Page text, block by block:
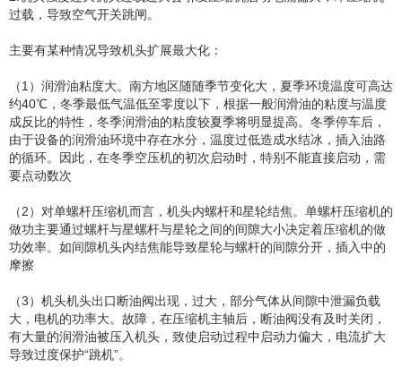
过载，导致空气开关跳闸。
主要有某种情况导致机头扩展最大化：
（1）润滑油粘度大。南方地区随随季节变化大，夏季环境温度可高达
约40℃，冬季最低气温低至零度以下，根据一般润滑油的粘度与温度
成反比的特性，冬季润滑油的粘度较夏季将明显提高。冬季停车后，
由于设备的润滑油环境中存在水分，温度过低造成水结冰，插入油路
的循环。因此，在冬季空压机的初次启动时，特别不能直接启动，需
要点动数次
（2）对单螺杆压缩机而言，机头内螺杆和星轮结焦。单螺杆压缩机的
做功主要通过螺杆与星螺杆与星轮之间的间隙大小决定着压缩机的做
功效率。如间隙机头内结焦能导致星轮与螺杆的间隙分开，插入中的
摩擦
（3）机头机头出口断油阀出现，过大，部分气体从间隙中泄漏负载
大，电机的功率大。故障，在压缩机主轴后，断油阀没有及时关闭，
有大量的润滑油被压入机头，致使启动过程中启动力偏大，电流扩大
导致过度保护“跳机”。